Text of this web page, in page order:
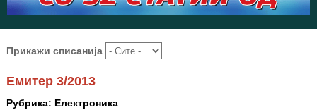
Прикажи списанија
Емитер 3/2013
Рубрика: Електроника